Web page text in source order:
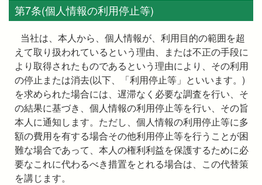
第7条(個人情報の利用停止等)
当社は、本人から、個人情報が、利用目的の範囲を超
えて取り扱われているという理由、または不正の手段に
より取得されたものであるという理由により、その利用
の停止または消去(以下、「利用停止等」といいます。)
を求められた場合には、遅滞なく必要な調査を行い、そ
の結果に基づき、個人情報の利用停止等を行い、その旨
本人に通知します。ただし、個人情報の利用停止等に多
額の費用を有する場合その他利用停止等を行うことが困
難な場合であって、本人の権利利益を保護するために必
要なこれに代わるべき措置をとれる場合は、この代替策
を講じます。